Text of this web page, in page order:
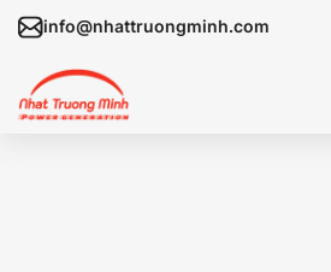
info@nhattruongminh.com